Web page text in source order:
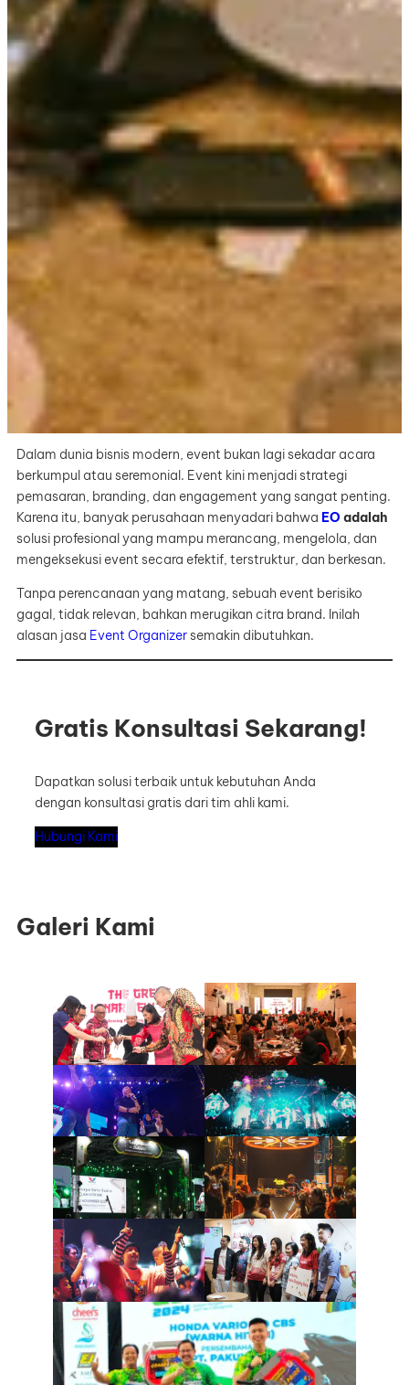
Dalam dunia bisnis modern, event bukan lagi sekadar acara
berkumpul atau seremonial. Event kini menjadi strategi
pemasaran, branding, dan engagement yang sangat penting.
Karena itu, banyak perusahaan menyadari bahwa EO adalah
solusi profesional yang mampu merancang, mengelola, dan
mengeksekusi event secara efektif, terstruktur, dan berkesan.
Tanpa perencanaan yang matang, sebuah event berisiko
gagal, tidak relevan, bahkan merugikan citra brand. Inilah
alasan jasa Event Organizersemakin dibutuhkan.
Gratis Konsultasi Sekarang!
Dapatkan solusi terbaik untuk kebutuhan Anda
dengan konsultasi gratis dari tim ahli kami.
Hubungi Kami
Galeri Kami